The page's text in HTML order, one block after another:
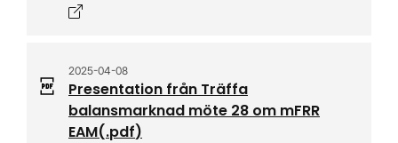
2025-04-08
Presentation från Träffa
balansmarknad möte 28 om mFRR
EAM(.pdf)